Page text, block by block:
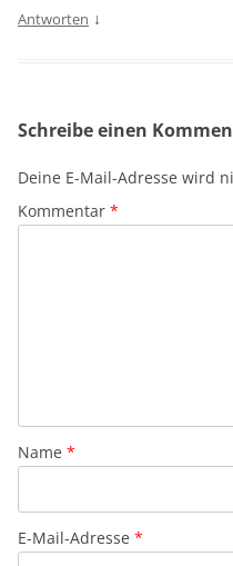
Antworten ↓
Schreibe einen
Deine E-Mail-Adresse wird
Kommentar *
Name *
E-Mail-Adresse *